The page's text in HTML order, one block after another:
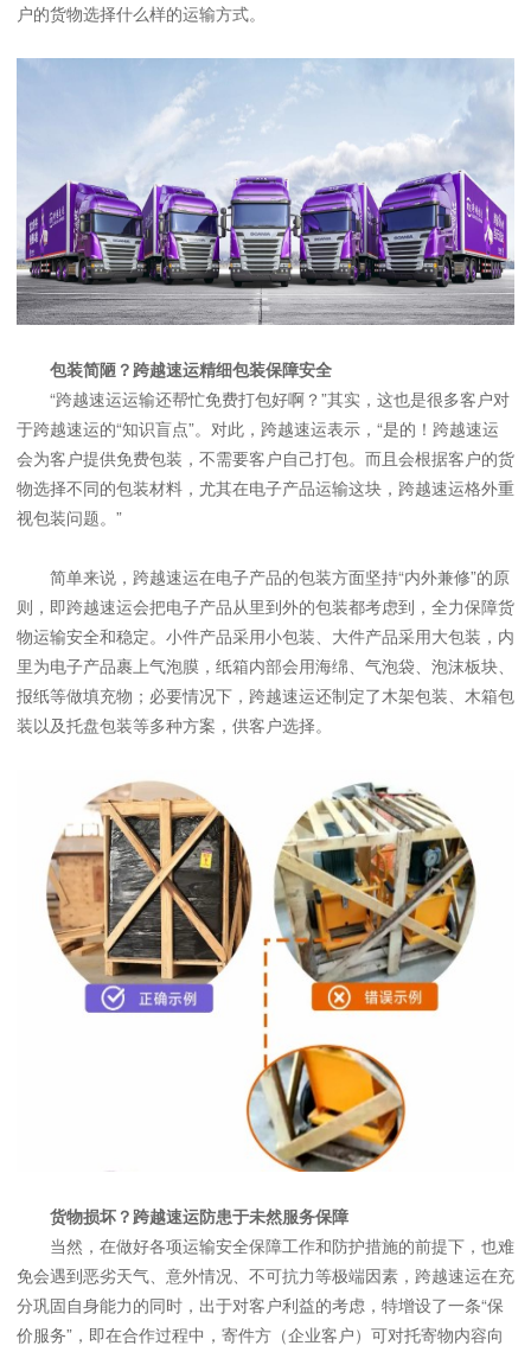
户的货物选择什么样的运输方式。
包装简陋？跨越速运精细包装保障安全
“跨越速运运输还帮忙免费打包好啊？”其实，这也是很多客户对
于跨越速运的“知识盲点”。对此，跨越速运表示，“是的！跨越速运
会为客户提供免费包装，不需要客户自己打包。而且会根据客户的货
物选择不同的包装材料，尤其在电子产品运输这块，跨越速运格外重
视包装问题。”
简单来说，跨越速运在电子产品的包装方面坚持“内外兼修”的原
则，即跨越速运会把电子产品从里到外的包装都考虑到，全力保障货
物运输安全和稳定。小件产品采用小包装、大件产品采用大包装，内
里为电子产品裹上气泡膜，纸箱内部会用海绵、气泡袋、泡沫板块、
报纸等做填充物；必要情况下，跨越速运还制定了木架包装、木箱包
装以及托盘包装等多种方案，供客户选择。
货物损坏？跨越速运防患于未然服务保障
当然，在做好各项运输安全保障工作和防护措施的前提下，也难
免会遇到恶劣天气、意外情况、不可抗力等极端因素，跨越速运在充
分巩固自身能力的同时，出于对客户利益的考虑，特增设了一条“保
价服务”，即在合作过程中，寄件方（企业客户）可对托寄物内容向